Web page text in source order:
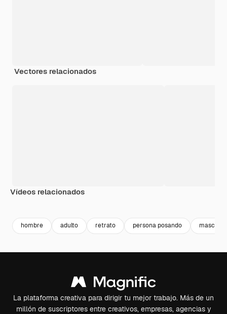
Vectores relacionados
Vídeos relacionados
hombre adulto retrato persona posando
La plataforma creativa para dirigir tu mejor trabajo. Más de un
millón de suscriptores entre creativos, empresas, agencias y